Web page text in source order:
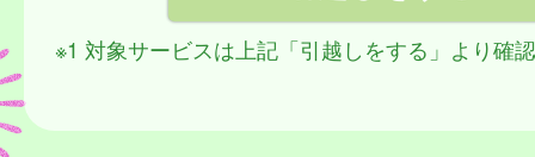
※1 対象サービスは上記「引越しをする」より確